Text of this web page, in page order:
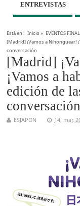
ENTREVISTAS
Está en : Inicio» EVENTOS
[Madrid] ¡Vamos a Nihonguear!
conversación
[Madrid]
¡Vamos a
edición de
conversación
ESJAPON 14, mar,